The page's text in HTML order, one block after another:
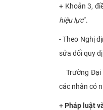
+ Khoản 3,
hiệu lực”.
- Theo Nghị
sửa đổi quy
Trường Đại
các nhân có
+ Pháp luật